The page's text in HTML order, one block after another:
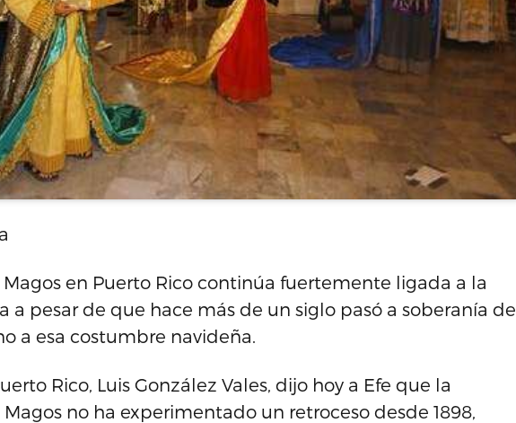
Magos en Puerto Rico continúa fuertemente ligada a la
a pesar de que hace más de un siglo pasó a soberanía de
a esa costumbre navideña.
Rico, Luis González Vales, dijo hoy a Efe que la
no ha experimentado un retroceso desde 1898,